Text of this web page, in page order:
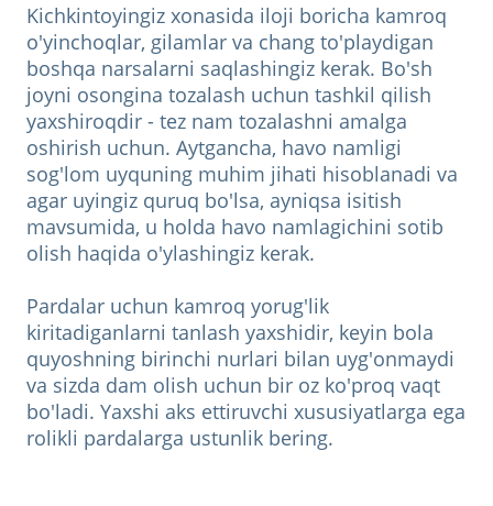
Kichkintoyingiz xonasida iloji boricha kamroq
o'yinchoqlar, gilamlar va chang to'playdigan
boshqa narsalarni saqlashingiz kerak. Bo'sh
joyni osongina tozalash uchun tashkil qilish
yaxshiroqdir - tez nam tozalashni amalga
oshirish uchun. Aytgancha, havo namligi
sog'lom uyquning muhim jihati hisoblanadi va
agar uyingiz quruq bo'lsa, ayniqsa isitish
mavsumida, u holda havo namlagichini sotib
olish haqida o'ylashingiz kerak.
Pardalar uchun kamroq yorug'lik
kiritadiganlarni tanlash yaxshidir, keyin bola
quyoshning birinchi nurlari bilan uyg'onmaydi
va sizda dam olish uchun bir oz ko'proq vaqt
bo'ladi. Yaxshi aks ettiruvchi xususiyatlarga ega
rolikli pardalarga ustunlik bering.